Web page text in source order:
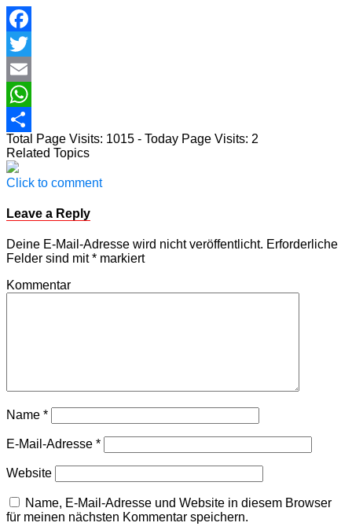
Facebook
Twitter
Email
WhatsApp
Teilen
Total Page Visits: 1015 - Today Page Visits: 2
Related Topics
Click to comment
Leave a Reply
Deine E-Mail-Adresse wird nicht veröffentlicht. Erforderliche
Felder sind mit* markiert
Kommentar
Name *
E-Mail-Adresse *
Website
Name, E-Mail-Adresse und Website in diesem Browser
für meinen nächsten Kommentar speichern.